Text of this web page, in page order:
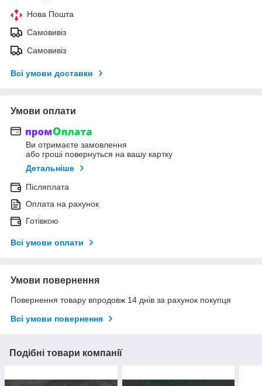
Нова Пошта
Самовивіз
Самовивіз
Всі умови доставки
Умови оплати
Ви отримаєте замовлення
або гроші повернуться на вашу картку
Детальніше
Післяплата
Оплата на рахунок
Готівкою
Всі умови оплати
Умови повернення
Повернення товару впродовж 14 днів за рахунок покупця
Всі умови повернення
Подібні товари компанії